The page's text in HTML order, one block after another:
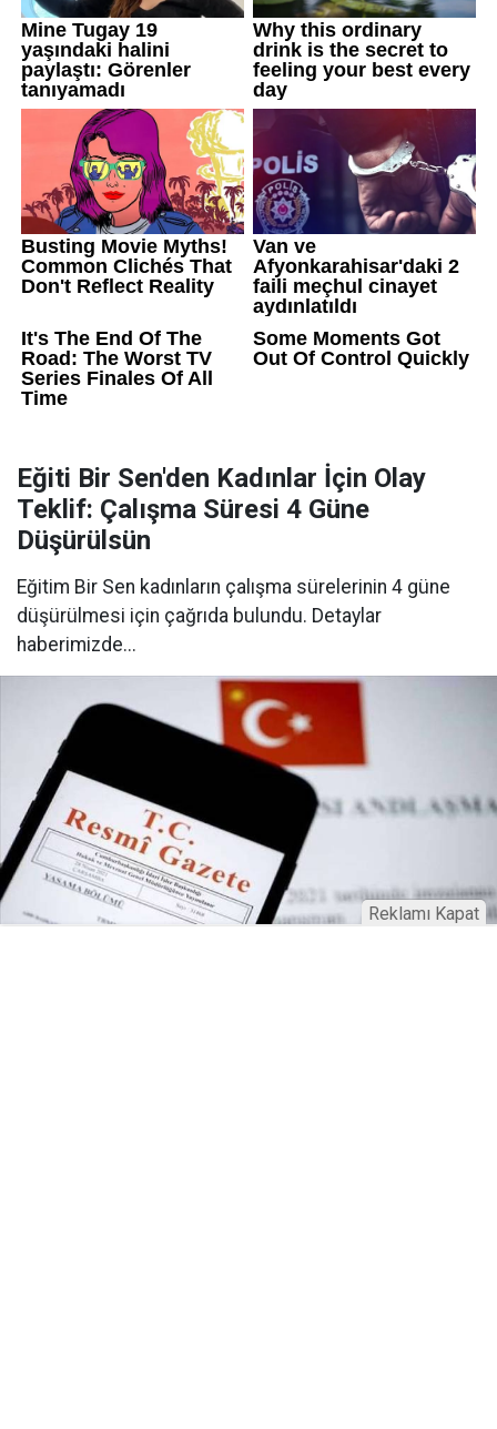
Eğiti Bir Sen'den Kadınlar İçin Olay
Teklif: Çalışma Süresi 4 Güne
Düşürülsün
Eğitim Bir Sen kadınların çalışma sürelerinin 4 güne
düşürülmesi için çağrıda bulundu. Detaylar
haberimizde...
Reklamı Kapat